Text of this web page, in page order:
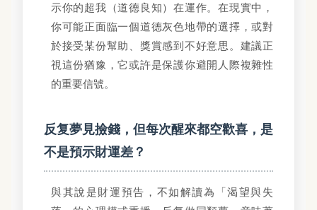
示你的超我（道德良知）在運作。在現實中，
你可能正面臨一個道德灰色地帶的選擇，或對
於接受某份幫助、獎賞感到不好意思。建議正
視這份猶豫，它或許是保護你避開人際複雜性
的重要信號。
反复夢見撿錢，但每次醒來都空歡喜，是
不是預示財運差？
與其說是財運預告，不如解讀為「渴望與失